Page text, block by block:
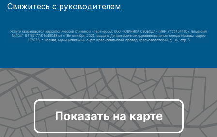
Свяжитесь с руководителем
Показать на карте